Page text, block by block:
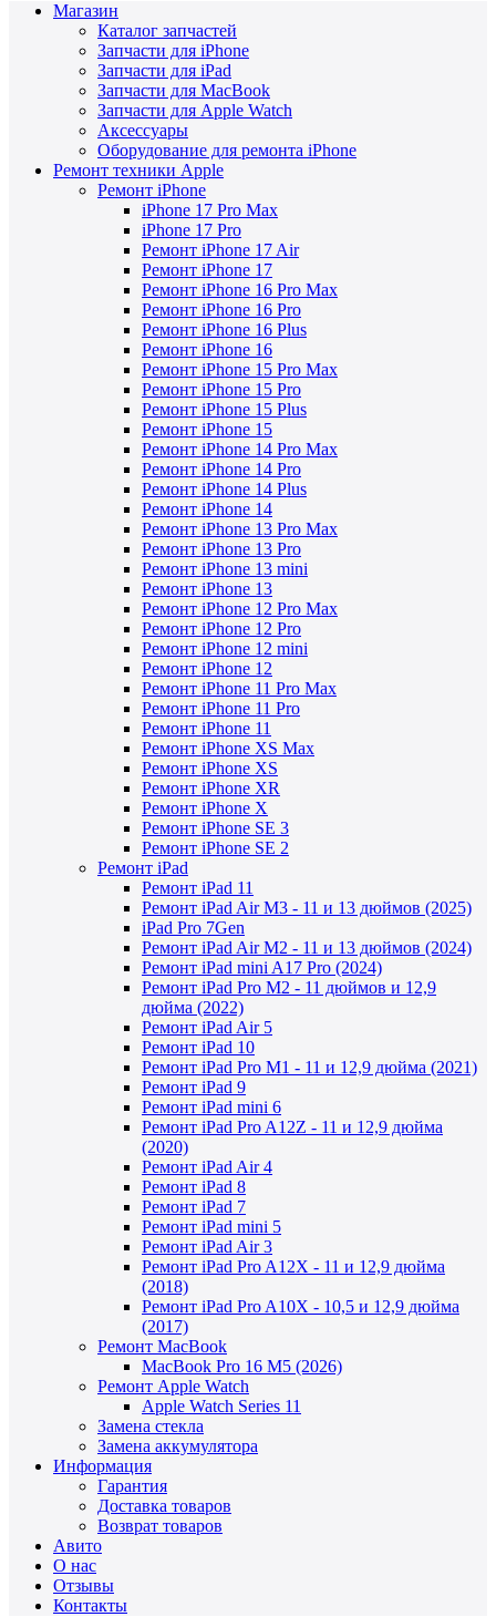
Магазин
Каталог запчастей
Запчасти для iPhone
Запчасти для iPad
Запчасти для MacBook
Запчасти для Apple Watch
Аксессуары
Оборудование для ремонта iPhone
Ремонт техники Apple
Ремонт iPhone
iPhone 17 Pro Max
iPhone 17 Pro
Ремонт iPhone 17 Air
Ремонт iPhone 17
Ремонт iPhone 16 Pro Max
Ремонт iPhone 16 Pro
Ремонт iPhone 16 Plus
Ремонт iPhone 16
Ремонт iPhone 15 Pro Max
Ремонт iPhone 15 Pro
Ремонт iPhone 15 Plus
Ремонт iPhone 15
Ремонт iPhone 14 Pro Max
Ремонт iPhone 14 Pro
Ремонт iPhone 14 Plus
Ремонт iPhone 14
Ремонт iPhone 13 Pro Max
Ремонт iPhone 13 Pro
Ремонт iPhone 13 mini
Ремонт iPhone 13
Ремонт iPhone 12 Pro Max
Ремонт iPhone 12 Pro
Ремонт iPhone 12 mini
Ремонт iPhone 12
Ремонт iPhone 11 Pro Max
Ремонт iPhone 11 Pro
Ремонт iPhone 11
Ремонт iPhone XS Max
Ремонт iPhone XS
Ремонт iPhone XR
Ремонт iPhone X
Ремонт iPhone SE 3
Ремонт iPhone SE 2
Ремонт iPad
Ремонт iPad 11
Ремонт iPad Air M3 - 11 и 13 дюймов (2025)
iPad Pro 7Gen
Ремонт iPad Air M2 - 11 и 13 дюймов (2024)
Ремонт iPad mini A17 Pro (2024)
Ремонт iPad Pro M2 - 11 дюймов и 12,9
дюйма (2022)
Ремонт iPad Air 5
Ремонт iPad 10
Ремонт iPad Pro M1 - 11 и 12,9 дюйма (2021)
Ремонт iPad 9
Ремонт iPad mini 6
Ремонт iPad Pro A12Z - 11 и 12,9 дюйма
(2020)
Ремонт iPad Air 4
Ремонт iPad 8
Ремонт iPad 7
Ремонт iPad mini 5
Ремонт iPad Air 3
Ремонт iPad Pro A12X - 11 и 12,9 дюйма
(2018)
Ремонт iPad Pro A10X - 10,5 и 12,9 дюйма
(2017)
Ремонт MacBook
MacBook Pro 16 M5 (2026)
Ремонт Apple Watch
Apple Watch Series 11
Замена стекла
Замена аккумулятора
Информация
Гарантия
Доставка товаров
Возврат товаров
Авито
О нас
Отзывы
Контакты